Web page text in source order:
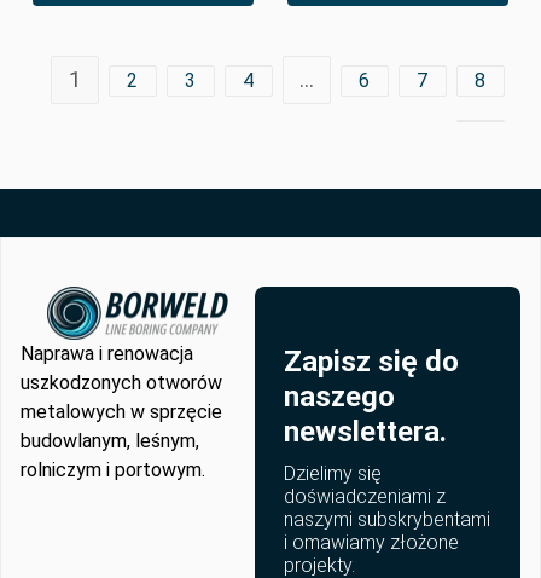
1 2 3 4 … 6 7 8
Naprawa i renowacja
uszkodzonych otworów
metalowych w sprzęcie
budowlanym, leśnym,
rolniczym i portowym.
Zapisz się do
naszego
newslettera.
Dzielimy się
doświadczeniami z
naszymi subskrybentami
i omawiamy złożone
projekty.